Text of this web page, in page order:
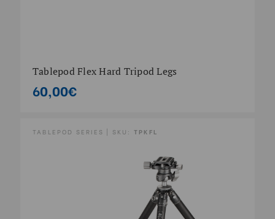
Tablepod Flex Hard Tripod Legs
60,00€
TABLEPOD SERIES | SKU: TPKFL